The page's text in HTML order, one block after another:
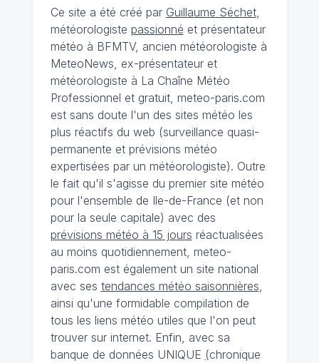
Ce site a été créé par Guillaume Séchet,
météorologiste passionné et présentateur
météo à BFMTV, ancien météorologiste à
MeteoNews, ex-présentateur et
météorologiste à La Chaîne Météo
Professionnel et gratuit, meteo-paris.com
est sans doute l'un des sites météo les
plus réactifs du web (surveillance quasi-
permanente et prévisions météo
expertisées par un météorologiste). Outre
le fait qu'il s'agisse du premier site météo
pour l'ensemble de Ile-de-France (et non
pour la seule capitale) avec des
prévisions météo à 15 jours réactualisées
au moins quotidiennement, meteo-
paris.com est également un site national
avec ses tendances météo saisonnières
ainsi qu'une formidable compilation de
tous les liens météo utiles que l'on peut
trouver sur internet. Enfin, avec sa
banque de données UNIQUE (chronique